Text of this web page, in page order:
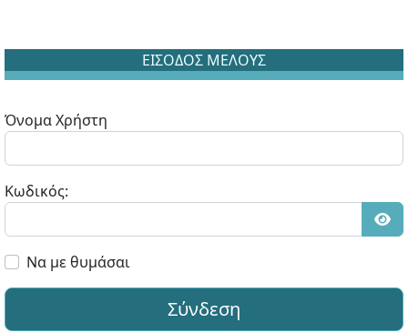
ΕΙΣΟΔΟΣ ΜΕΛΟΥΣ
Όνομα Χρήστη
Κωδικός:
Να με θυμάσαι
Σύνδεση